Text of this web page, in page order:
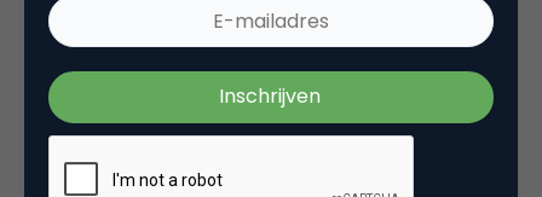
Nas van het CBP sprak en nam deel aan een
Het punt wat je aanstipts over Hyves,
activiteiten’, dus geen toestemming van de